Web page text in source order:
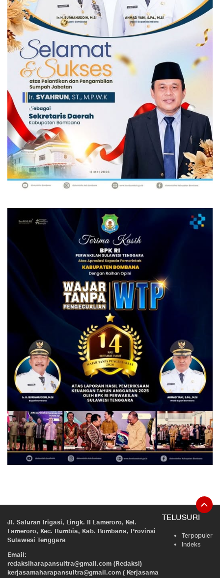
Jl. Saluran Irigasi, Lingk. II Lameroro, Kel.
Lameroro, Kec. Rumbia, Kab. Bombana, Provinsi
Sulawesi Tenggara
Email:
redaksiharapansultra@gmail.com (Redaksi)
kerjasamaharapansultra@gmail.com ( Kerjasama
TELUSURI
Terpopuler
Indeks